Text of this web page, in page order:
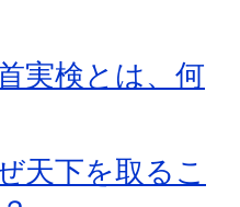
実検とは、何
天下を取るこ